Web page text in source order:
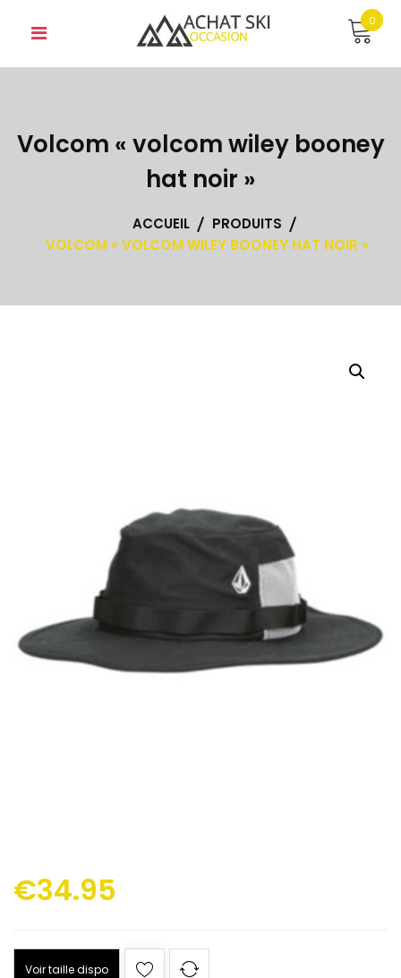
0
Volcom « volcom wiley booney
hat noir »
ACCUEIL
PRODUITS
VOLCOM « VOLCOM WILEY BOONEY HAT NOIR »
€34.95
Voir taille dispo